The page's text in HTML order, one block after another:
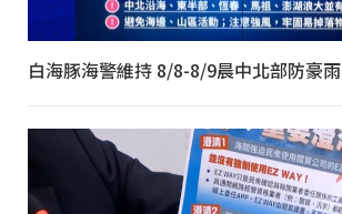
白海豚海警維持 8/8-8/9晨中北部防豪雨